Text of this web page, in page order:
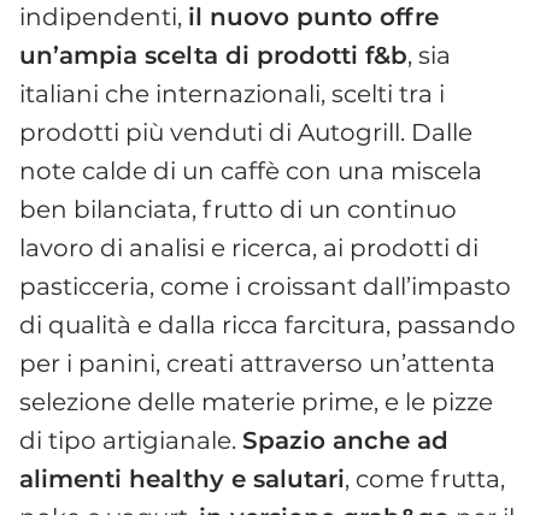
indipendenti, il nuovo punto offre
un’ampia scelta di prodotti f&b, sia
italiani che internazionali, scelti tra i
prodotti più venduti di Autogrill. Dalle
note calde di un caffè con una miscela
ben bilanciata, frutto di un continuo
lavoro di analisi e ricerca, ai prodotti di
pasticceria, come i croissant dall’impasto
di qualità e dalla ricca farcitura, passando
per i panini, creati attraverso un’attenta
selezione delle materie prime, e le pizze
di tipo artigianale. Spazio anche ad
alimenti healthy e salutari, come frutta,